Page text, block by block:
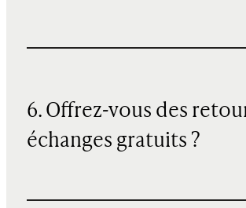
6. Offrez-vous des
échanges gratuits ?